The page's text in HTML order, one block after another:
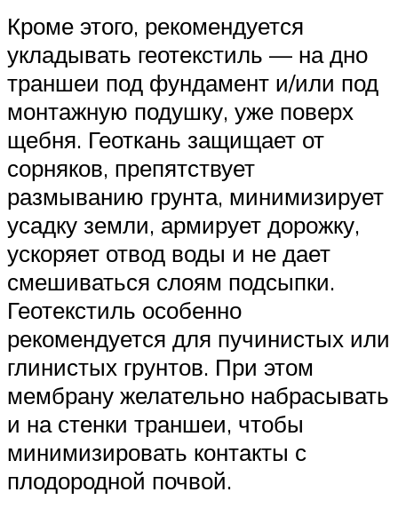
Кроме этого, рекомендуется
укладывать геотекстиль — на дно
траншеи под фундамент и/или под
монтажную подушку, уже поверх
щебня. Геоткань защищает от
сорняков, препятствует
размыванию грунта, минимизирует
усадку земли, армирует дорожку,
ускоряет отвод воды и не дает
смешиваться слоям подсыпки.
Геотекстиль особенно
рекомендуется для пучинистых или
глинистых грунтов. При этом
мембрану желательно набрасывать
и на стенки траншеи, чтобы
минимизировать контакты с
плодородной почвой.